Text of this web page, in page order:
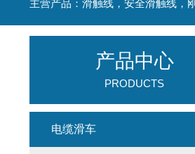
产品中心
PRODUCTS
电缆滑车